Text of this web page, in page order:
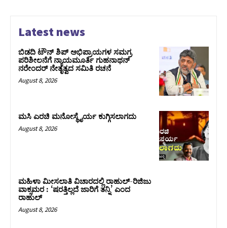
Latest news
ಬಿಡದಿ ಟೌನ್ ಶಿಪ್ ಅಭಿಪ್ರಾಯಗಳ ಸಮಗ್ರ
ಪರಿಶೀಲನೆಗೆ ನ್ಯಾಯಮೂರ್ತಿ ಗುಹನಾಥನ್
ನರೇಂದರ್ ನೇತೃತ್ವದ ಸಮಿತಿ ರಚನೆ
August 8, 2026
ಮಸಿ ಎರಚಿ ಮನೋಸ್ಥೈರ್ಯ ಕುಗ್ಗಿಸಲಾಗದು
August 8, 2026
ಮಹಿಳಾ ಮೀಸಲಾತಿ ವಿಚಾರದಲ್ಲಿ ರಾಹುಲ್‌-ರಿಜಿಜು
ವಾಕ್ಸಮರ : ‘ಷರತ್ತಿಲ್ಲದೆ ಜಾರಿಗೆ ತನ್ನಿ’ ಎಂದ
ರಾಹುಲ್‌
August 8, 2026